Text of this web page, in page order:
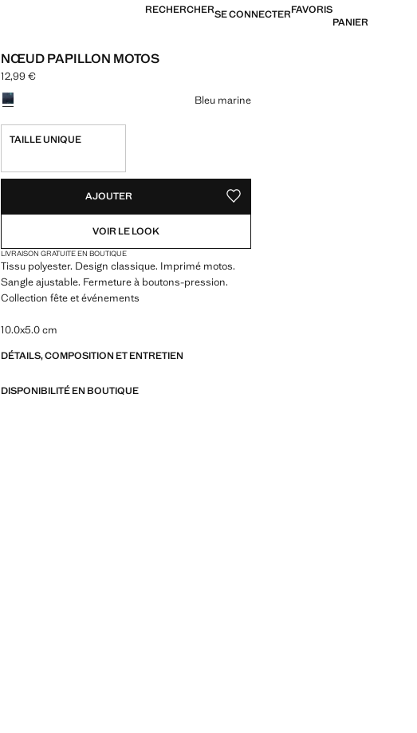
RECHERCHERSE CONNECTERFAVORIS
PANIER
NŒUD PAPILLON MOTOS
Prix actuel [12,99 € ]
12,99 €
Choisissez une couleur
Bleu marine
TAILLE UNIQUE
AJOUTER AJOUTER AUX FAVORIS
VOIR LE LOOK
LIVRAISON GRATUITE EN BOUTIQUE
Tissu polyester. Design classique. Imprimé motos.
Sangle ajustable. Fermeture à boutons-pression.
Collection fête et événements
10.0x5.0 cm
DÉTAILS, COMPOSITION ET ENTRETIEN
DISPONIBILITÉ EN BOUTIQUE